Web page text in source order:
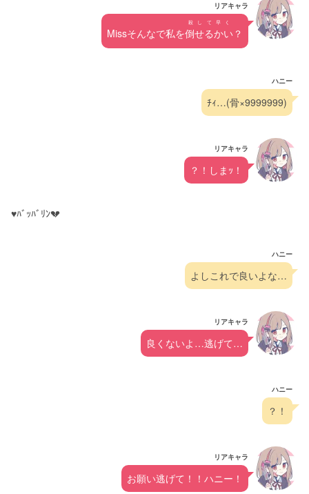
リアキャラ
Missそんなで私を倒せるかい
殺して早く
？
ハニー
ﾁｨ…(骨×9999999)
リアキャラ
？！しまｯ！
♥️ﾊﾞｯﾊﾞﾘﾝ💔
ハニー
よしこれで良いよな…
リアキャラ
良くないよ…逃げて…
ハニー
？！
リアキャラ
お願い逃げて！！ハニー！